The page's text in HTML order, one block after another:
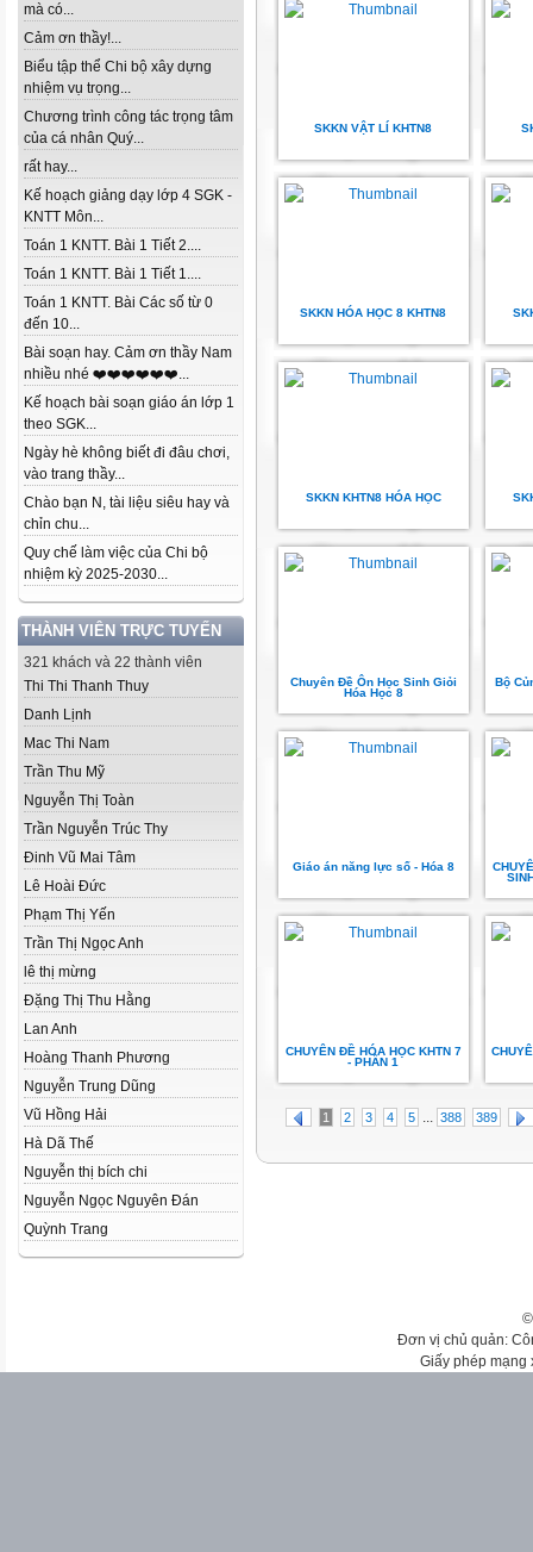
mà có...
Cảm ơn thầy!...
Biểu tập thể Chi bộ xây dựng
nhiệm vụ trọng...
Chương trình công tác trọng tâm
của cá nhân Quý...
rất hay...
Kế hoạch giảng dạy lớp 4 SGK -
KNTT Môn...
Toán 1 KNTT. Bài 1 Tiết 2....
Toán 1 KNTT. Bài 1 Tiết 1....
Toán 1 KNTT. Bài Các số từ 0
đến 10...
Bài soạn hay. Cảm ơn thầy Nam
nhiều nhé ❤️❤️❤️❤️❤️❤️...
Kế hoạch bài soạn giáo án lớp 1
theo SGK...
Ngày hè không biết đi đâu chơi,
vào trang thầy...
Chào bạn N, tài liệu siêu hay và
chỉn chu...
Quy chế làm việc của Chi bộ
nhiệm kỳ 2025-2030...
THÀNH VIÊN TRỰC TUYẾN
321 khách và 22 thành viên
Thi Thi Thanh Thuy
Danh Lịnh
Mac Thi Nam
Trần Thu Mỹ
Nguyễn Thị Toàn
Trần Nguyễn Trúc Thy
Đinh Vũ Mai Tâm
Lê Hoài Đức
Phạm Thị Yến
Trần Thị Ngọc Anh
lê thị mừng
Đặng Thị Thu Hằng
Lan Anh
Hoàng Thanh Phương
Nguyễn Trung Dũng
Vũ Hồng Hải
Hà Dã Thế
Nguyễn thị bích chi
Nguyễn Ngọc Nguyên Đán
Quỳnh Trang
SKKN VẬT LÍ KHTN8
SKKN HÓA HỌC 8 KHTN8
SKKN KHTN8 HÓA HỌC
Chuyên Đề Ôn Học Sinh Giỏi
Hóa Học 8
Bộ
Giáo án năng lực số - Hóa 8
CHUYÊN ĐỀ HÓA HỌC KHTN 7
- PHẦN 1
1 2 3 4 5 ... 388 389
Đơn vị chủ quản:
Giấy phép mạng